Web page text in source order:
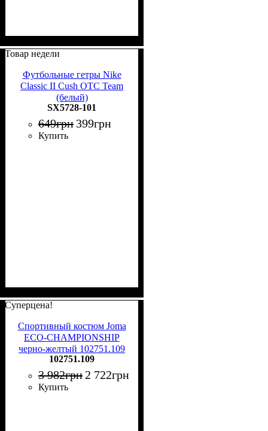
Товар недели
Футбольные гетры Nike
Classic II Cush OTC Team
(белый)
SX5728-101
649грн 399грн
Купить
Суперцена!
Спортивный костюм Joma
ECO-CHAMPIONSHIP
черно-желтый 102751.109
102751.109
3 982грн 2 722грн
Купить